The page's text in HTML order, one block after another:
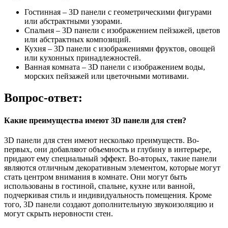
Гостинная – 3D панели с геометрическими фигурами
или абстрактными узорами.
Спальня – 3D панели с изображением пейзажей, цветов
или абстрактных композиций.
Кухня – 3D панели с изображениями фруктов, овощей
или кухонных принадлежностей.
Ванная комната – 3D панели с изображением воды,
морских пейзажей или цветочными мотивами.
Вопрос-ответ:
Какие преимущества имеют 3D панели для стен?
3D панели для стен имеют несколько преимуществ. Во-
первых, они добавляют объемность и глубину в интерьере,
придают ему специальный эффект. Во-вторых, такие панели
являются отличным декоративным элементом, которые могут
стать центром внимания в комнате. Они могут быть
использованы в гостиной, спальне, кухне или ванной,
подчеркивая стиль и индивидуальность помещения. Кроме
того, 3D панели создают дополнительную звукоизоляцию и
могут скрыть неровности стен.